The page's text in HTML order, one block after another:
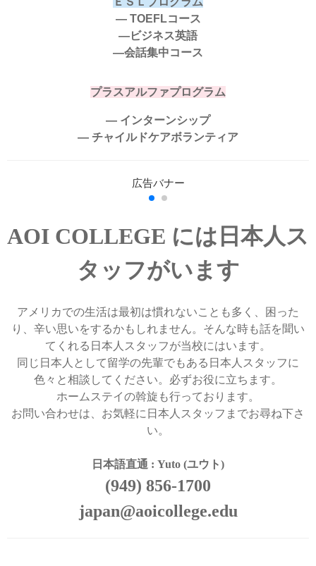
― TOEFLコース
―ビジネス英語
―会話集中コース
プラスアルファプログラム
― インターンシップ
― チャイルドケアボランティア
AOI COLLEGE には日本人ス
タッフがいます
アメリカでの生活は最初は慣れないことも多く、困った
り、辛い思いをするかもしれません。そんな時も話を聞い
てくれる日本人スタッフが当校にはいます。
同じ日本人として留学の先輩でもある日本人スタッフに
色々と相談してください。必ずお役に立ちます。
ホームステイの斡旋も行っております。
お問い合わせは、お気軽に日本人スタッフまでお尋ね下さ
い。
日本語直通 : Yuto (ユウト)
(949) 856-1700
japan@aoicollege.edu